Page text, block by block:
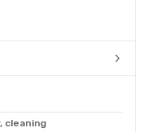
cleaning